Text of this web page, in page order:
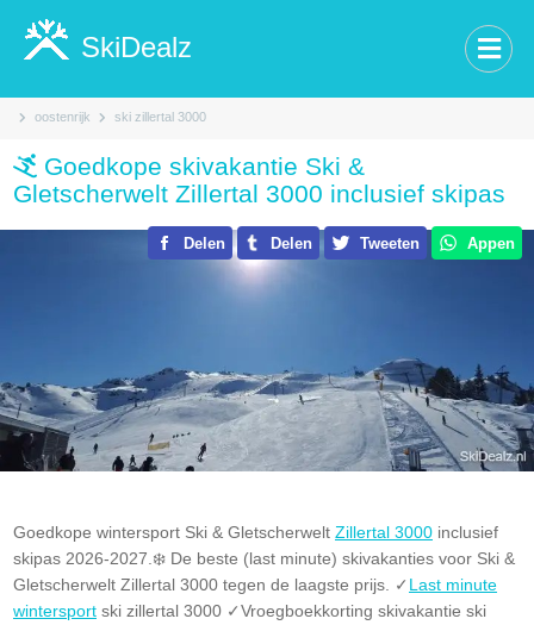
oostenrijk ski zillertal 3000
SkiDealz
Goedkope skivakantie Ski &
Gletscherwelt Zillertal 3000 inclusief skipas
Delen Delen Tweeten Appen
Goedkope wintersport Ski & Gletscherwelt Zillertal 3000 inclusief
skipas 2026-2027.❄️ De beste (last minute) skivakanties voor Ski &
Gletscherwelt Zillertal 3000 tegen de laagste prijs. ✓ Last minute
wintersport ski zillertal 3000 ✓Vroegboekkorting skivakantie ski